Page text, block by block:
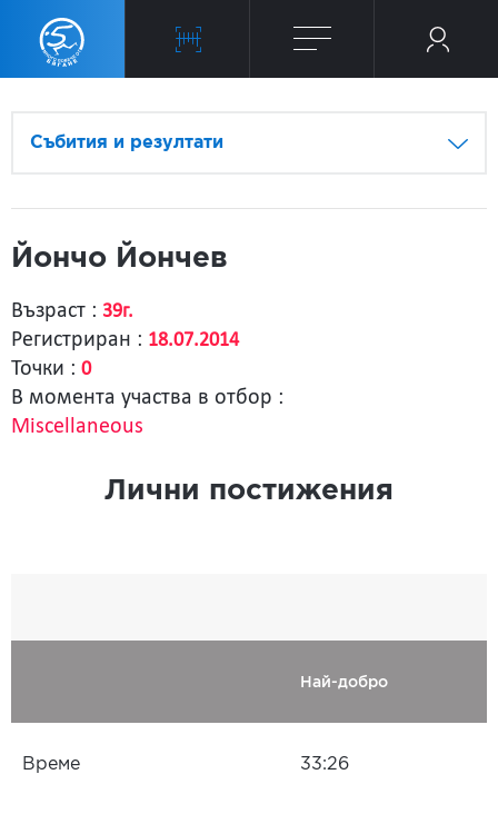
Събития и резултати
Йончо Йончев
Възраст : 39г.
Регистриран : 18.07.2014
Точки : 0
В момента участва в отбор :
Miscellaneous
Лични постижения
Най-добро
Време 33:26